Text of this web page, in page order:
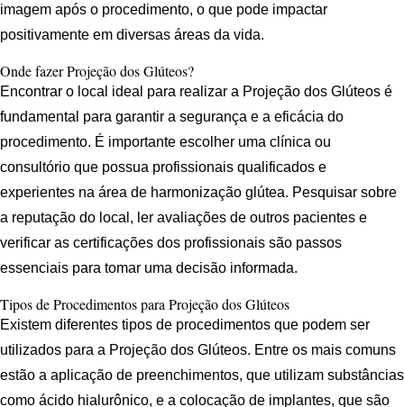
imagem após o procedimento, o que pode impactar
positivamente em diversas áreas da vida.
Onde fazer Projeção dos Glúteos?
Encontrar o local ideal para realizar a Projeção dos Glúteos é
fundamental para garantir a segurança e a eficácia do
procedimento. É importante escolher uma clínica ou
consultório que possua profissionais qualificados e
experientes na área de harmonização glútea. Pesquisar sobre
a reputação do local, ler avaliações de outros pacientes e
verificar as certificações dos profissionais são passos
essenciais para tomar uma decisão informada.
Tipos de Procedimentos para Projeção dos Glúteos
Existem diferentes tipos de procedimentos que podem ser
utilizados para a Projeção dos Glúteos. Entre os mais comuns
estão a aplicação de preenchimentos, que utilizam substâncias
como ácido hialurônico, e a colocação de implantes, que são